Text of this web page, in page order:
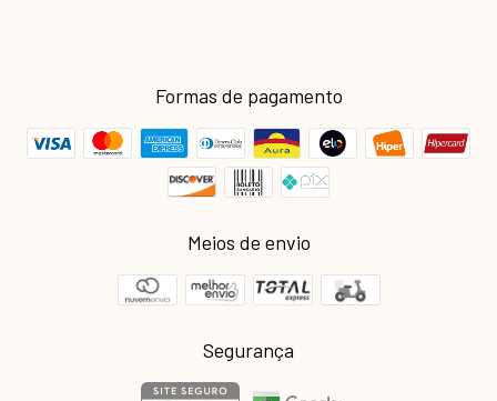
Formas de pagamento
Meios de envio
Segurança